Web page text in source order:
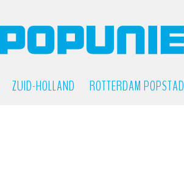
ZUID-HOLLAND ROTTERDAM POPSTAD